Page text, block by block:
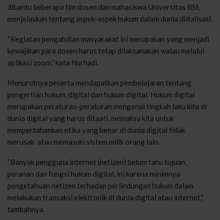
dibantu beberapa tim dosen dan mahasiswa Universitas BSI,
menjelaskan tentang aspek-aspek hukum dalam dunia diitalisasi.
“Kegiatan pengabdian masyarakat ini merupakan yang menjadi
kewajiban para dosen harus tetap dilaksanakan walau melalui
aplikasi zoom,” kata Nurhadi.
Menurutnya peserta mendapatkan pembelajaran tentang
pengertian hukum, digital dan hukum digital. Hukum digital
merupakan peraturan-peraturan mengenai tingkah laku kita di
dunia digital yang harus ditaati, memaksa kita untuk
mempertahankan etika yang benar di dunia digital tidak
merusak atau memasuki sistem milik orang lain.
“Banyak pengguna internet (netizen) belum tahu tujuan,
peranan dan fungsi hukum digital, ini karena minimnya
pengetahuan netizen terhadap perlindungan hukum dalam
melakukan transaksi elektronik di dunia digital atau internet,”
tambahnya.